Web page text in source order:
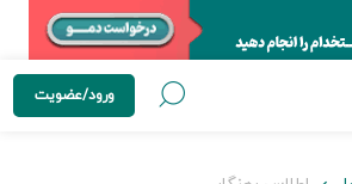
ورود/عضویت